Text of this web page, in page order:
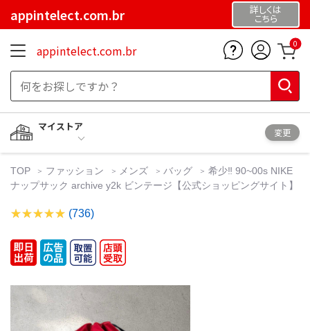
appintelect.com.br 詳しくは
こちら
appintelect.com.br 0
マイストア
変更
TOP ファッション メンズ バッグ
希少‼️ 90~00s NIKE
ナップサック archive y2k ビンテージ【公式ショッピングサイト】
(736)